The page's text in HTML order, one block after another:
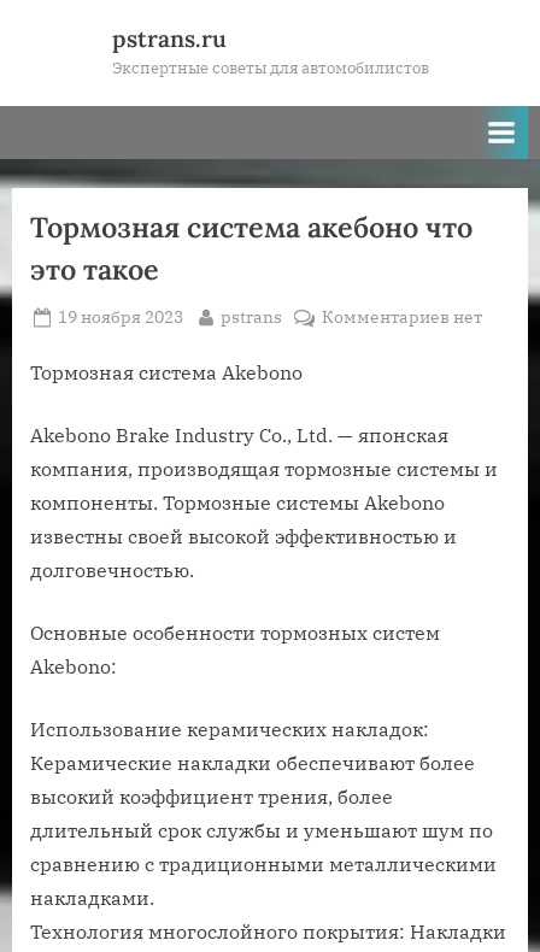
pstrans.ru
Экспертные советы для автомобилистов
Тормозная система акебоно что
это такое
Posted
19 ноября 2023 By
pstrans Комментариевк
это
нет
Тормозная система Akebono
Akebono Brake Industry Co., Ltd. — японская
компания, производящая тормозные системы и
компоненты. Тормозные системы Akebono
известны своей высокой эффективностью и
долговечностью.
Основные особенности тормозных систем
Akebono:
Использование керамических накладок:
Керамические накладки обеспечивают более
высокий коэффициент трения, более
длительный срок службы и уменьшают шум по
сравнению с традиционными металлическими
накладками.
Технология многослойного покрытия: Накладки